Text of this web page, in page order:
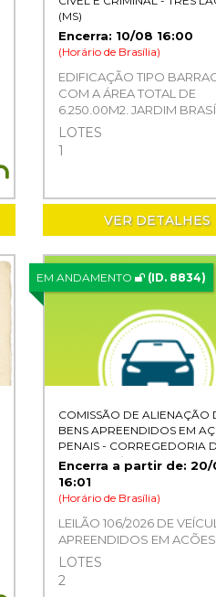
(MS)
Encerra: 10/08 16:00
(Horário de Brasília)
EDIFICAÇÃO TIPO
COM A ÁREA TOTAL DE
6.250,00M2, JARDIM
TRÊS LAGOAS - MS
LOTES
1
VER DETALHES
EM ANDAMENTO (ID. 8834)
COMISSÃO DE ALIENAÇÃO
BENS APREENDIDOS EM
PENAIS - CORREGEDORIA
JUSTIÇA TJ/MS
Encerra a partir de: 20/
16:01
(Horário de Brasília)
LEILÃO 106/2026 DE
APREENDIDOS EM AÇÕES
PENAIS DA JUSTIÇA
PODER JUDICIÁRIO DO
DE MS
LOTES
2